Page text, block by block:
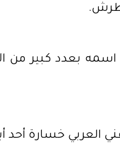
اسمه بعدد كبير
العربي خسارة أحد